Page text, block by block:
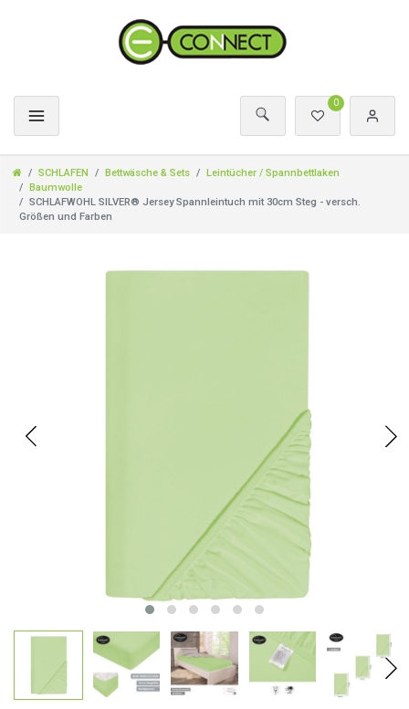
0
SCHLAFEN Bettwäsche & Sets
Leintücher / Spannbettlaken
Baumwolle
SCHLAFWOHL SILVER® Jersey Spannleintuch mit 30cm Steg - versch.
Größen und Farben